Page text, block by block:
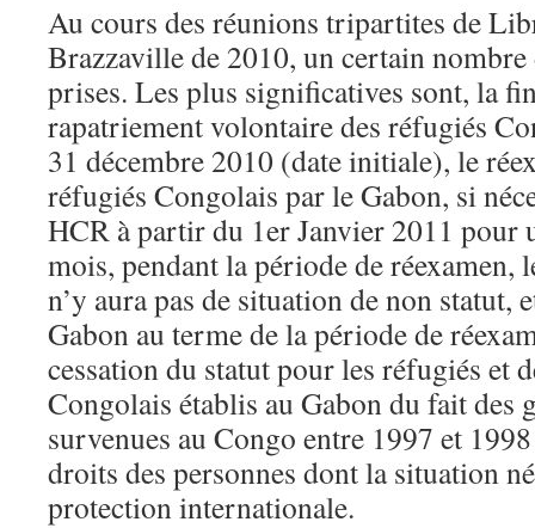
Au cours des réunions tripartites de
Brazzaville de 2010, un certain nombre
prises. Les plus significatives sont, la
rapatriement volontaire des réfugiés
31 décembre 2010 (date initiale), le
réfugiés Congolais par le Gabon, si
HCR à partir du 1er Janvier 2011 pour
mois, pendant la période de réexamen,
n’y aura pas de situation de non statut,
Gabon au terme de la période de
cessation du statut pour les réfugiés et
Congolais établis au Gabon du fait des
survenues au Congo entre 1997 et
droits des personnes dont la situation
protection internationale.